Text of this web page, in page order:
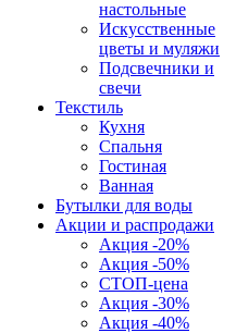
настольные
Искусственные
цветы и муляжи
Подсвечники и
свечи
Текстиль
Кухня
Спальня
Гостиная
Ванная
Бутылки для воды
Акции и распродажи
Акция -20%
Акция -50%
СТОП-цена
Акция -30%
Акция -40%